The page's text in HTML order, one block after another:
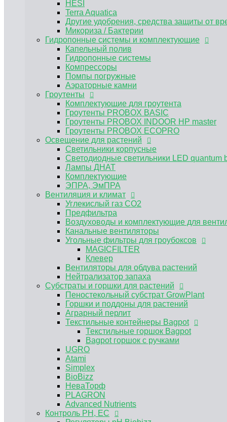
Освещение для растений
Светильники корпусные
Светодиодные светильники LED quantum
Лампы ДНАТ
Комплектующие
ЭПРА, ЭмПРА
Вентиляция и климат
Углекислый газ CO2
Предфильтра
Воздуховоды и комплектующие для
Канальные вентиляторы
Угольные фильтры для гроубоксов
MAGICFILTER
Клевер
Вентиляторы для обдува растений
Нейтрализатор запаха
Субстраты и горшки для растений
Пеностекольный субстрат GrowPlant
Горшки и поддоны для растений
Аграрный перлит
Текстильные контейнеры Bagpot
Текстильные горшок Bagpot
Bagpot горшок с ручками
UGRO
Atami
Simplex
BioBizz
НеваТорф
PLAGRON
Advanced Nutrients
Контроль PH, EC
Регуляторы pH Biobizz
Регуляторы pH Plagron
Регуляторы pH Orange Tree
Регуляторы pH Simplex
E-MODE регуляторы рН
Регуляторы pH Terra Aquatica (GHE)
Измерение pH EC TDS
Растворы для хранения электродов,
Инструменты и аксессуары
Мешки для экстракции
Электронные весы
Садовый инвентарь
Регуляторы влажности
Сушилки для растений
Розетка - таймер
HESI
Terra Aquatica
Другие удобрения, средства защиты от
Микориза / Бактерии
Гидропонные системы и комплектующие
Капельный полив
Гидропонные системы
Компрессоры
Помпы погружные
Аэраторные камни
Гроутенты
Комплектующие для гроутента
Гроутенты PROBOX BASIC
Гроутенты PROBOX INDOOR HP master
Гроутенты PROBOX ECOPRO
Освещение для растений
Светильники корпусные
Светодиодные светильники LED quantum
Лампы ДНАТ
Комплектующие
ЭПРА, ЭмПРА
Вентиляция и климат
Углекислый газ CO2
Предфильтра
Воздуховоды и комплектующие для
Канальные вентиляторы
Угольные фильтры для гроубоксов
MAGICFILTER
Клевер
Вентиляторы для обдува растений
Нейтрализатор запаха
Субстраты и горшки для растений
Пеностекольный субстрат GrowPlant
Горшки и поддоны для растений
Аграрный перлит
Текстильные контейнеры Bagpot
Текстильные горшок Bagpot
Bagpot горшок с ручками
UGRO
Atami
Simplex
BioBizz
НеваТорф
PLAGRON
Advanced Nutrients
Контроль PH, EC